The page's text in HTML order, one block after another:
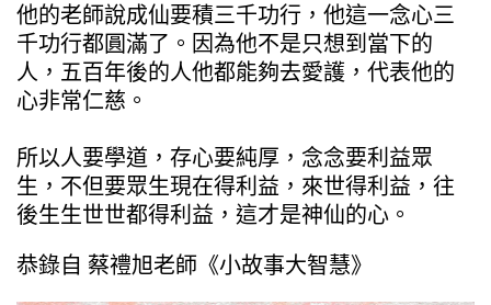
他的老師說成仙要積三千功行，他這一念心三
千功行都圓滿了。因為他不是只想到當下的
人，五百年後的人他都能夠去愛護，代表他的
心非常仁慈。
所以人要學道，存心要純厚，念念要利益眾
生，不但要眾生現在得利益，來世得利益，往
後生生世世都得利益，這才是神仙的心。
恭錄自 蔡禮旭老師《小故事大智慧》